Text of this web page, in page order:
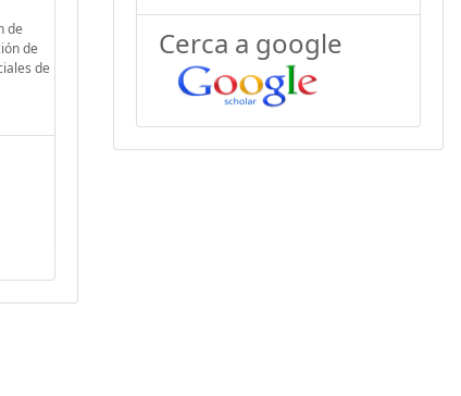
de
de
de
Cerca a google